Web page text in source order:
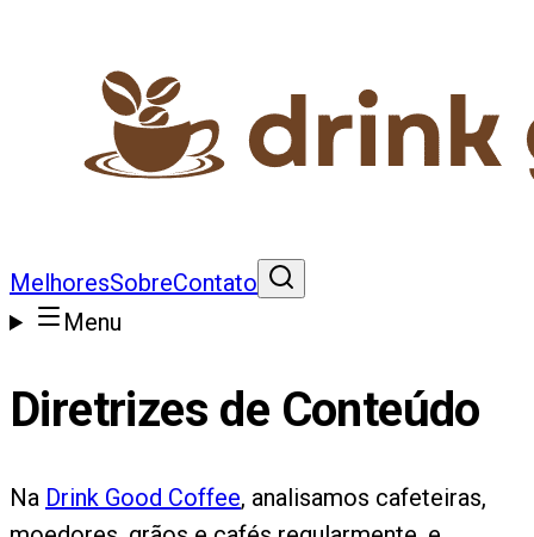
MelhoresSobreContato
Menu
Diretrizes de Conteúdo
Na Drink Good Coffee, analisamos cafeteiras,